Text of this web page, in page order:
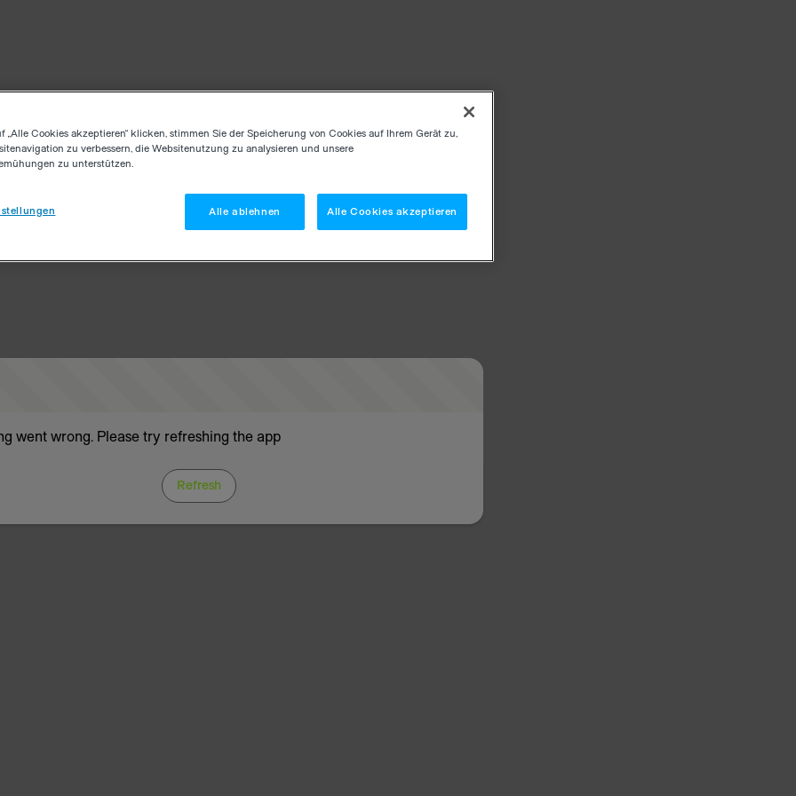
went wrong. Please try refreshing the app
Refresh
„Alle Cookies akzeptieren“ klicken, stimmen Sie der Speicherung von Cookies auf Ihrem Gerät zu,
zu verbessern, die Websitenutzung zu analysieren und unsere
zu unterstützen.
Alle ablehnen Alle Cookies akzeptieren